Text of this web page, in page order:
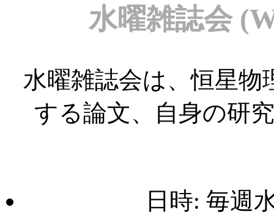
水曜雑誌会
水曜雑誌会は、恒星
する論文、自身の研
日時: 毎週